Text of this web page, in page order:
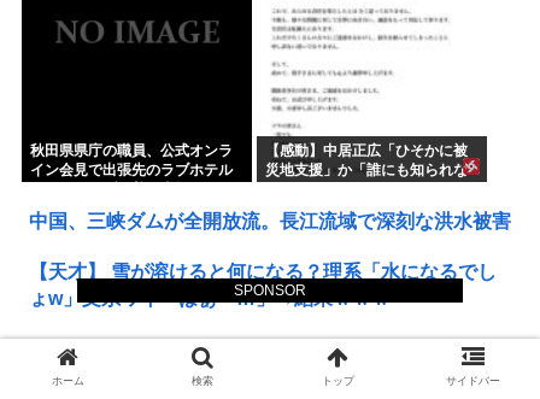
SPONSOR
秋田県県庁の職員、公式オンラ
イン会見で出張先のラブホテル
ら登場www
【感動】中居正広「ひそかに被
災地支援」か「誰にも知られな
中国、三峡ダムが全開放流。長江流域で深刻な洪水被害
【天才】 雪が溶けると何になる？理系「水になるでし
ょw」文系ワイ「はぁ～…」→結果ｗｗｗ
【悲痛】 溺れた11歳息子を助けようと川へ…40歳父親
が死亡 息子は母親が救助 愛知
ホーム 検索 トップ サイドバー